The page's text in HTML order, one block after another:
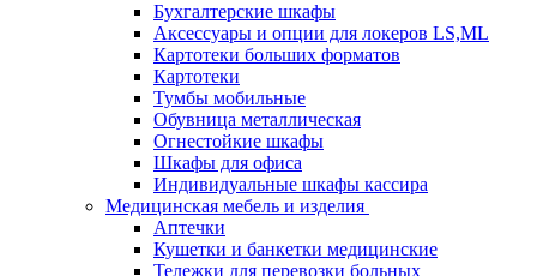
Бухгалтерские шкафы
Аксессуары и опции для локеров LS,ML
Картотеки больших форматов
Картотеки
Тумбы мобильные
Обувница металлическая
Огнестойкие шкафы
Шкафы для офиса
Индивидуальные шкафы кассира
Медицинская мебель и изделия
Аптечки
Кушетки и банкетки медицинские
Тележки для перевозки больных